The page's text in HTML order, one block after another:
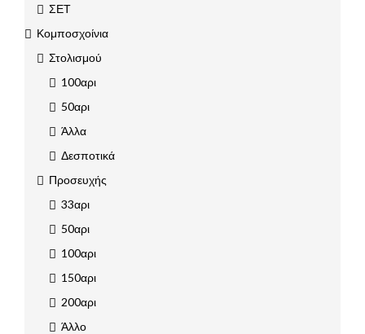
ΣΕΤ
Κομποσχοίνια
Στολισμού
100αρι
50αρι
Άλλα
Δεσποτικά
Προσευχής
33αρι
50αρι
100αρι
150αρι
200αρι
Άλλο